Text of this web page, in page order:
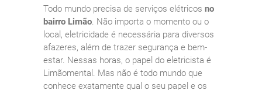
Todo mundo precisa de serviços elétricos no
bairro Limão. Não importa o momento ou o
local, eletricidade é necessária para diversos
afazeres, além de trazer segurança e bem-
estar. Nessas horas, o papel do eletricista é
Limãomental. Mas não é todo mundo que
conhece exatamente qual o seu papel e os